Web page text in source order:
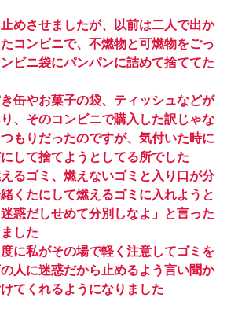
めさせましたが、以前は二人で出か
コンビニで、不燃物と可燃物をごっ
ビニ袋にパンパンに詰めて捨ててた
缶やお菓子の袋、ティッシュなどが
、そのコンビニで購入した訳じゃな
もりだったのですが、気付いた時に
して捨てようとしてる所でした
るゴミ、燃えないゴミと入り口が分
くたにして燃えるゴミに入れようと
惑だしせめて分別しなよ」と言った
した
に私がその場で軽く注意してゴミを
人に迷惑だから止めるよう言い聞か
てくれるようになりました